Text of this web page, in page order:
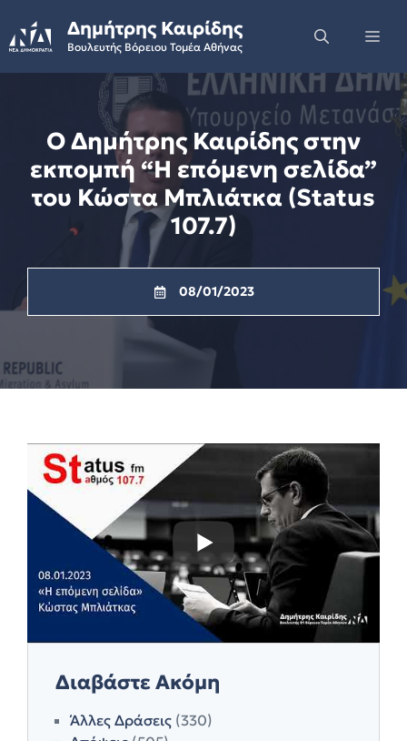
to
content
Δημήτρης Καιρίδης
Βουλευτής Βόρειου Τομέα Αθήνας
Ο Δημήτρης Καιρίδης στην
εκπομπή “Η επόμενη σελίδα”
του Κώστα Μπλιάτκα (Status
107.7)
08/01/2023
Διαβάστε Ακόμη
Άλλες Δράσεις (330)